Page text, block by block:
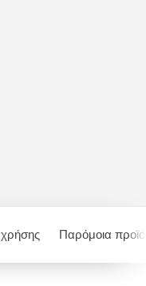
Παρόμοια